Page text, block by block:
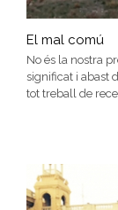
El mal comú
No és la nostra
significat i abast
tot treball de